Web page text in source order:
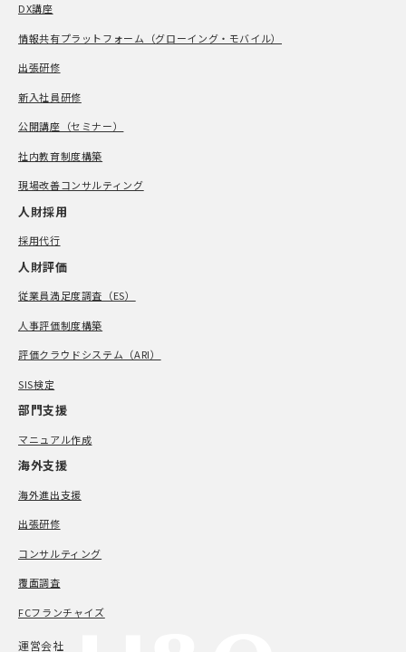
DX講座
情報共有プラットフォーム（グローイング・モバイル）
出張研修
新入社員研修
公開講座（セミナー）
社内教育制度構築
現場改善コンサルティング
人財採用
採用代行
人財評価
従業員満足度調査（ES）
人事評価制度構築
評価クラウドシステム（ARI）
SIS検定
部門支援
マニュアル作成
海外支援
海外進出支援
出張研修
コンサルティング
覆面調査
FCフランチャイズ
運営会社